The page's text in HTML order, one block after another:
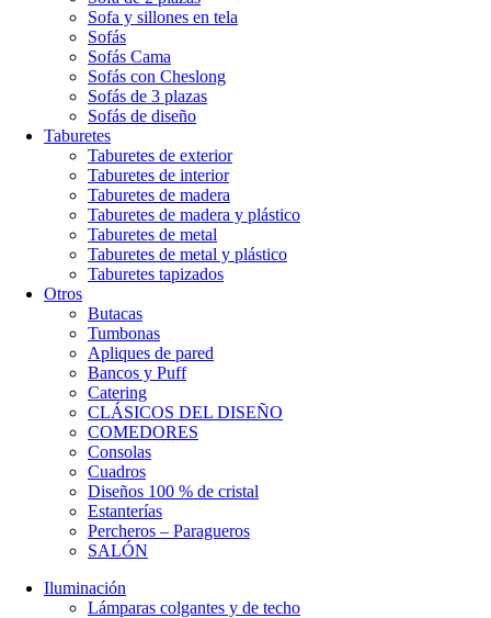
Sofa y sillones en tela
Sofás
Sofás Cama
Sofás con Cheslong
Sofás de 3 plazas
Sofás de diseño
Taburetes
Taburetes de exterior
Taburetes de interior
Taburetes de madera
Taburetes de madera y plástico
Taburetes de metal
Taburetes de metal y plástico
Taburetes tapizados
Otros
Butacas
Tumbonas
Apliques de pared
Bancos y Puff
Catering
CLÁSICOS DEL DISEÑO
COMEDORES
Consolas
Cuadros
Diseños 100 % de cristal
Estanterías
Percheros – Paragueros
SALÓN
Iluminación
Lámparas colgantes y de techo